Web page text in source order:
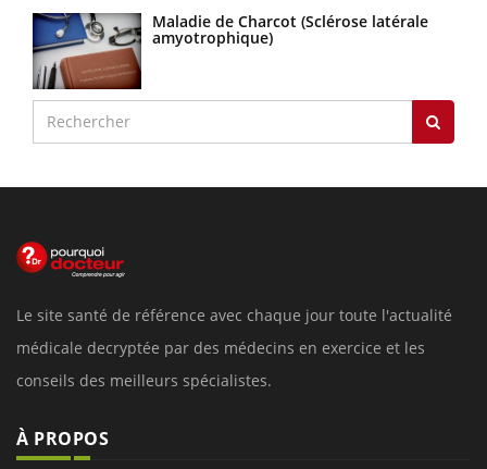
Maladie de Charcot (Sclérose latérale
amyotrophique)
Le site santé de référence avec chaque jour toute l'actualité
médicale decryptée par des médecins en exercice et les
conseils des meilleurs spécialistes.
À PROPOS